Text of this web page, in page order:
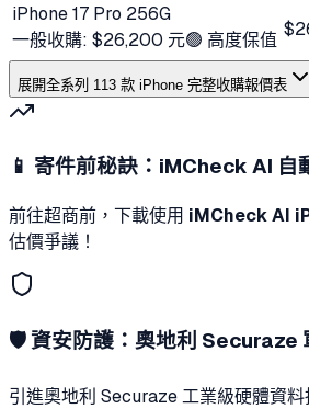
iPhone 17 Pro 256G
一般收購: $26,200 元🟢 高度保值
展開全系列 113 款 iPhone 完整收購報價表
📱 寄件前秘訣：iMCheck AI 自
前往超商前，下載使用 iMCheck AI
估價爭議！
🛡️ 資安防護：奧地利 Securaze
引進奧地利 Securaze 工業級硬體資